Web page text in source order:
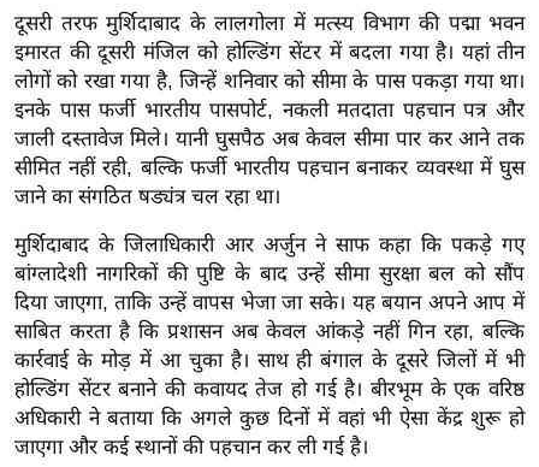
ली
वु
ड
फि
ल्म
स
मी
क्षा
B
r
e
a
k
i
दूसरी तरफ मुर्शिदाबाद के लालगोला में मत्स्य विभाग की पद्मा भवन
इमारत की दूसरी मंजिल को होल्डिंग सेंटर में बदला गया है। यहां तीन
लोगों को रखा गया है, जिन्हें शनिवार को सीमा के पास पकड़ा गया था।
इनके पास फर्जी भारतीय पासपोर्ट, नकली मतदाता पहचान पत्र और
जाली दस्तावेज मिले। यानी घुसपैठ अब केवल सीमा पार कर आने तक
सीमित नहीं रही, बल्कि फर्जी भारतीय पहचान बनाकर व्यवस्था में घुस
जाने का संगठित षड्यंत्र चल रहा था।
मुर्शिदाबाद के जिलाधिकारी आर अर्जुन ने साफ कहा कि पकड़े गए
बांग्लादेशी नागरिकों की पुष्टि के बाद उन्हें सीमा सुरक्षा बल को सौंप
दिया जाएगा, ताकि उन्हें वापस भेजा जा सके। यह बयान अपने आप में
साबित करता है कि प्रशासन अब केवल आंकड़े नहीं गिन रहा, बल्कि
कार्रवाई के मोड़ में आ चुका है। साथ ही बंगाल के दूसरे जिलों में भी
होल्डिंग सेंटर बनाने की कवायद तेज हो गई है। बीरभूम के एक वरिष्ठ
अधिकारी ने बताया कि अगले कुछ दिनों में वहां भी ऐसा केंद्र शुरू हो
जाएगा और कई स्थानों की पहचान कर ली गई है।